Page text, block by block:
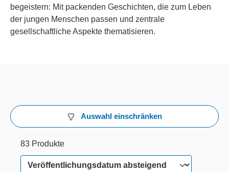
begeistern: Mit packenden Geschichten, die zum Leben
der jungen Menschen passen und zentrale
gesellschaftliche Aspekte thematisieren.
Auswahl einschränken
83 Produkte
30 von 83 Produkten werden angezeigt
83 Produkte